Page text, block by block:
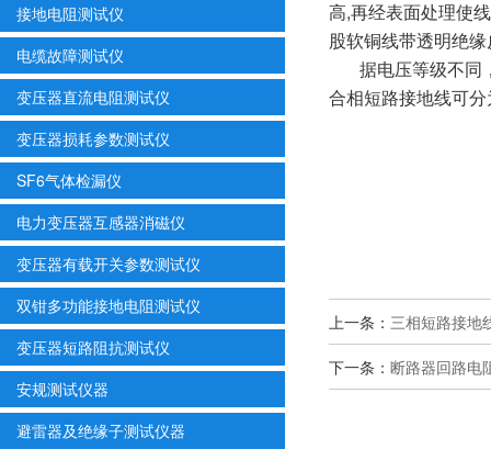
接地电阻测试仪
电缆故障测试仪
变压器直流电阻测试仪
变压器损耗参数测试仪
SF6气体检漏仪
电力变压器互感器消磁仪
变压器有载开关参数测试仪
双钳多功能接地电阻测试仪
变压器短路阻抗测试仪
安规测试仪器
避雷器及绝缘子测试仪器
高,再经表面处理使
股软铜线带透明绝
据电压等级不同
合相短路接地线可
上一条： 三相短路接地
下一条： 断路器回路电